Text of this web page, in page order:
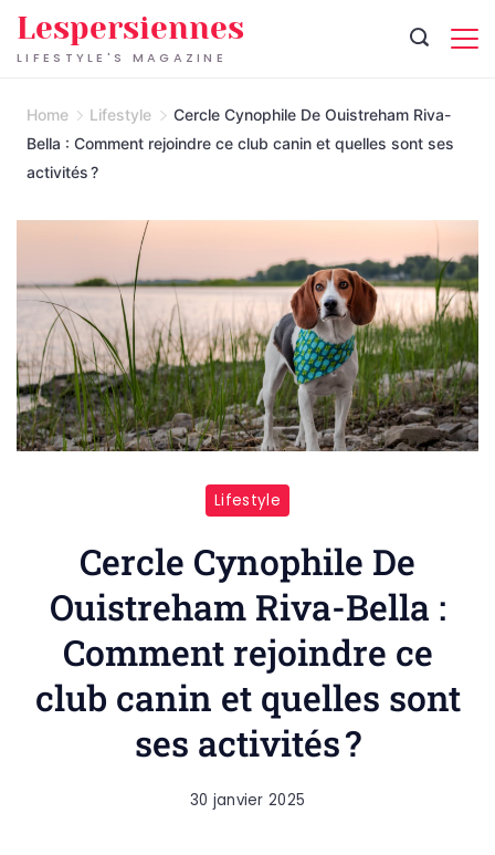
Skip
toLIFESTYLE'S MAGAZINE
Lespersiennes
Home Lifestyle
Cercle Cynophile De Ouistreham Riva-
Bella : Comment rejoindre ce club canin et quelles sont ses
activités ?
Lifestyle
Cercle Cynophile De
Ouistreham Riva-Bella :
Comment rejoindre ce
club canin et quelles sont
ses activités ?
30 janvier 2025